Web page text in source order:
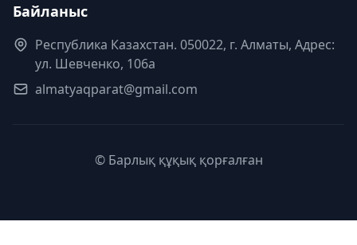
Байланыс
Республика Казахстан. 050022, г. Алматы, Адрес:
ул. Шевченко, 106а
almatyaqparat@gmail.com
© Барлық құқық қорғалған